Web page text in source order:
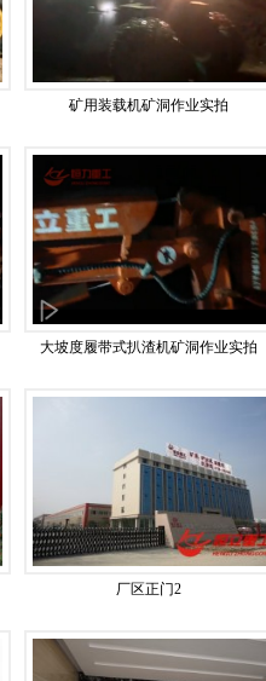
矿用装载机矿洞作业实拍
大坡度履带式扒渣机矿洞作业实拍
厂区正门2